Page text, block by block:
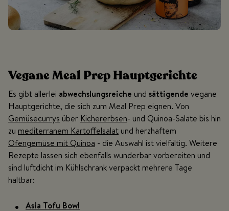
Vegane Meal Prep Hauptgerichte
Es gibt allerlei abwechslungsreiche und sättigende vegane
Hauptgerichte, die sich zum Meal Prep eignen. Von
Gemüsecurrys über Kichererbsen- und Quinoa-Salate bis hin
zu mediterranem Kartoffelsalat und herzhaftem
Ofengemüse mit Quinoa - die Auswahl ist vielfältig. Weitere
Rezepte lassen sich ebenfalls wunderbar vorbereiten und
sind luftdicht im Kühlschrank verpackt mehrere Tage
haltbar:
Asia Tofu Bowl